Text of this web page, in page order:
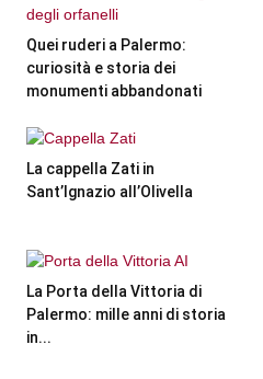
Quei ruderi a Palermo:
curiosità e storia dei
monumenti abbandonati
La cappella Zati in
Sant’Ignazio all’Olivella
La Porta della Vittoria di
Palermo: mille anni di storia
in...